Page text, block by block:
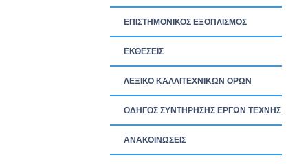
ΕΠΙΣΤΗΜΟΝΙΚΟΣ ΕΞΟΠΛΙΣΜΟΣ
ΕΚΘΕΣΕΙΣ
ΛΕΞΙΚΟ ΚΑΛΛΙΤΕΧΝΙΚΩΝ ΟΡΩΝ
ΟΔΗΓΟΣ ΣΥΝΤΗΡΗΣΗΣ ΕΡΓΩΝ ΤΕΧΝΗΣ
ΑΝΑΚΟΙΝΩΣΕΙΣ